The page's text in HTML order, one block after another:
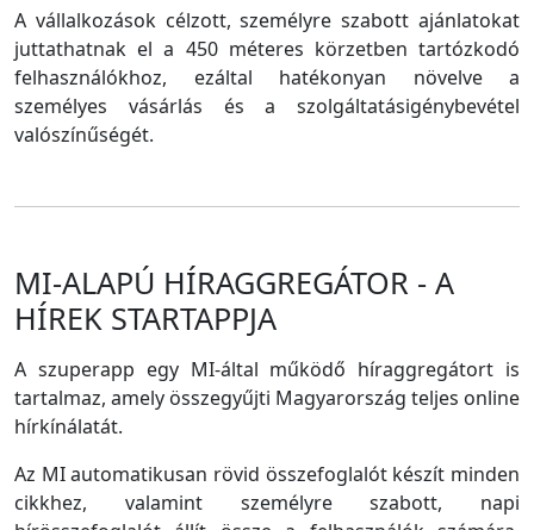
A vállalkozások célzott, személyre szabott ajánlatokat
juttathatnak el a 450 méteres körzetben tartózkodó
felhasználókhoz, ezáltal hatékonyan növelve a
személyes vásárlás és a szolgáltatásigénybevétel
valószínűségét.
MI-ALAPÚ HÍRAGGREGÁTOR - A
HÍREK STARTAPPJA
A szuperapp egy MI-által működő híraggregátort is
tartalmaz, amely összegyűjti Magyarország teljes online
hírkínálatát.
Az MI automatikusan rövid összefoglalót készít minden
cikkhez, valamint személyre szabott, napi